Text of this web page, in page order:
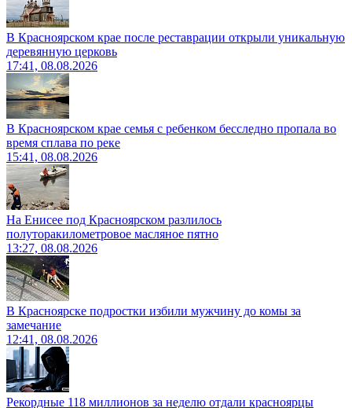
В Красноярском крае после реставрации открыли уникальную
деревянную церковь
17:41, 08.08.2026
В Красноярском крае семья с ребенком бесследно пропала во
время сплава по реке
15:41, 08.08.2026
На Енисее под Красноярском разлилось
полуторакилометровое масляное пятно
13:27, 08.08.2026
В Красноярске подростки избили мужчину до комы за
замечание
12:41, 08.08.2026
Рекордные 118 миллионов за неделю отдали красноярцы